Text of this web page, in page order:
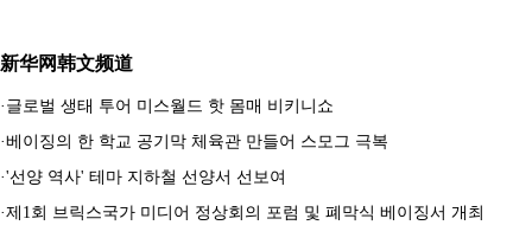
新华网韩文频道
· 글로벌 생태 투어 미스월드 핫 몸매 비키니쇼
·베이징의 한 학교 공기막 체육관 만들어 스모그 극복
·'선양 역사' 테마 지하철 선양서 선보여
·제1회 브릭스국가 미디어 정상회의 포럼 및 폐막식 베이징서 개최